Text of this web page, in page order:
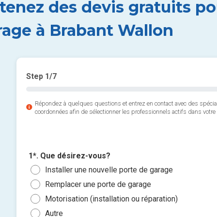
des devis gratuits
à Brabant Wallon
Step 1/7
Répondez à quelques questions et entrez en contact avec des
coordonnées afin de sélectionner les professionnels actifs dans votre
1*. Que désirez-vous?
Installer une nouvelle porte de garage
Remplacer une porte de garage
Motorisation (installation ou réparation)
Autre